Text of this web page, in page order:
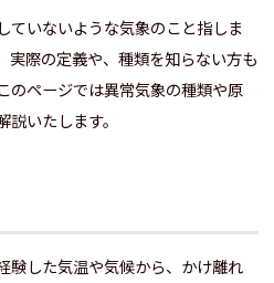
ていないような気象のこと指しま
実際の定義や、種類を知らない方も
のページでは異常気象の種類や原
いたします。
験した気温や気候から、かけ離れ